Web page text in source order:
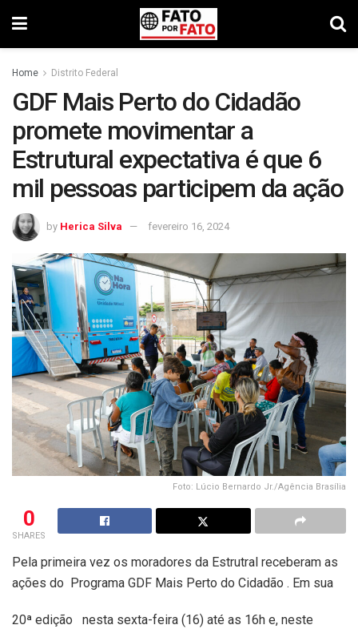
Home Distrito Federal
GDF Mais Perto do Cidadão
promete movimentar a
Estrutural expectativa é que 6
mil pessoas participem da ação
by Herica Silva fevereiro 16, 2024
Foto: Lúcio Bernardo Jr./Agência Brasília
0
SHARES
Pela primeira vez os moradores da Estrutral receberam as
ações do Programa GDF Mais Perto do Cidadão . Em sua
20ª edição nesta sexta-feira (16) até as 16h e, neste